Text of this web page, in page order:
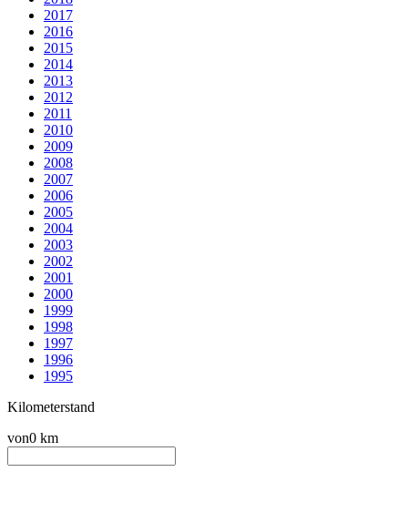
2017
2016
2015
2014
2013
2012
2011
2010
2009
2008
2007
2006
2005
2004
2003
2002
2001
2000
1999
1998
1997
1996
1995
Kilometerstand
von0 km